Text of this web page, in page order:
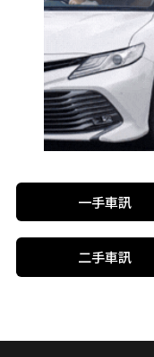
一手車訊
二手車訊